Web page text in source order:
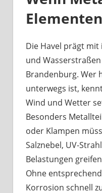
Die Havel prägt mit
und
Brandenburg. Wer
unterwegs ist,
Wind und Wetter
Besonders
oder Klampen
Salznebel, UV-
Belastungen
Ohne
Korrosion schnell